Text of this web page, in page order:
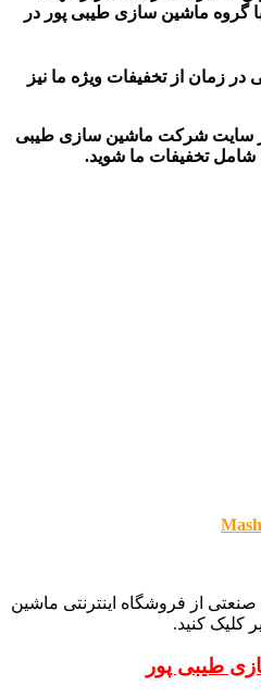
گروه ماشین سازی طیبی پور در
در زمان از تخفیفات ویژه ما نیز
از سایت شرکت ماشین سازی طیبی
شامل تخفیفات ما شوید.
از فروشگاه اینترنتی ماشین
کلیک کنید.
طیبی پور